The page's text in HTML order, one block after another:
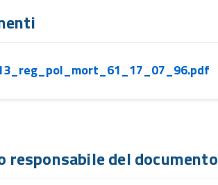
responsabile del documento